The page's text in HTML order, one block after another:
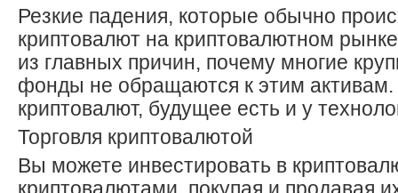
Резкие падения, которые обычно
криптовалют на криптовалютном
из главных причин, почему многие
фонды не обращаются к этим
криптовалют, будущее есть и у
Торговля криптовалютой
Вы можете инвестировать в